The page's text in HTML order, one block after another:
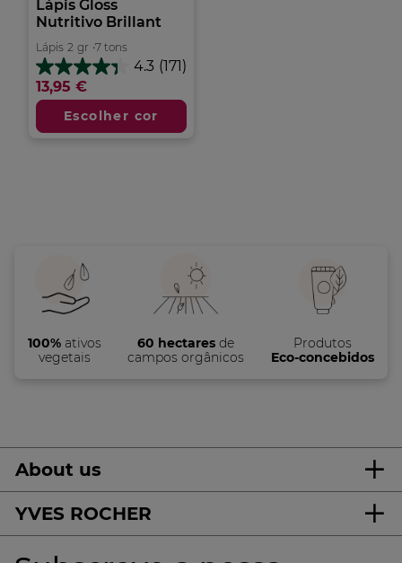
Lápis Gloss
Nutritivo Brillant
Lápis 2 gr •7 tons
4.3 (171)
4.3
em
5
estrelas.
171
13,95 €
Escolher cor
100%ativos
vegetais
60 hectares de
campos orgânicos
Produtos
Eco-concebidos
About us
YVES ROCHER